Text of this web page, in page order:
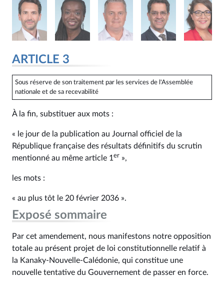
ARTICLE 3
Sous réserve de son traitement par les services de l'Assemblée
nationale et de sa recevabilité
À la fin, substituer aux mots :
« le jour de la publication au Journal officiel de la
République française des résultats définitifs du scrutin
mentionné au même article 1 er »,
les mots :
« au plus tôt le 20 février 2036 ».
Exposé sommaire
Par cet amendement, nous manifestons notre opposition
totale au présent projet de loi constitutionnelle relatif à
la Kanaky-Nouvelle-Calédonie, qui constitue une
nouvelle tentative du Gouvernement de passer en force.